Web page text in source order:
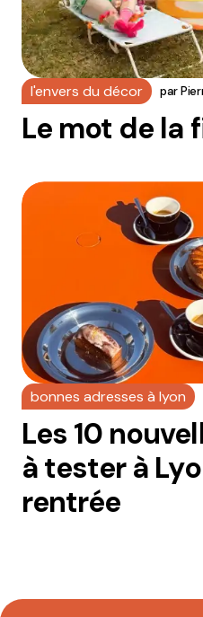
l'envers du décor par
Le mot de la
bonnes adresses à lyon
Les 10
à tester à
rentrée